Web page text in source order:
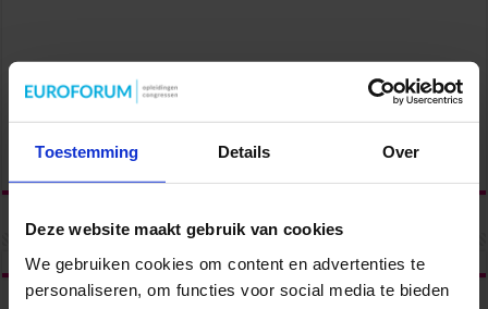
Toestemming Details Over
Deze website maakt gebruik van cookies
We gebruiken cookies om content en advertenties te
personaliseren, om functies voor social media te bieden